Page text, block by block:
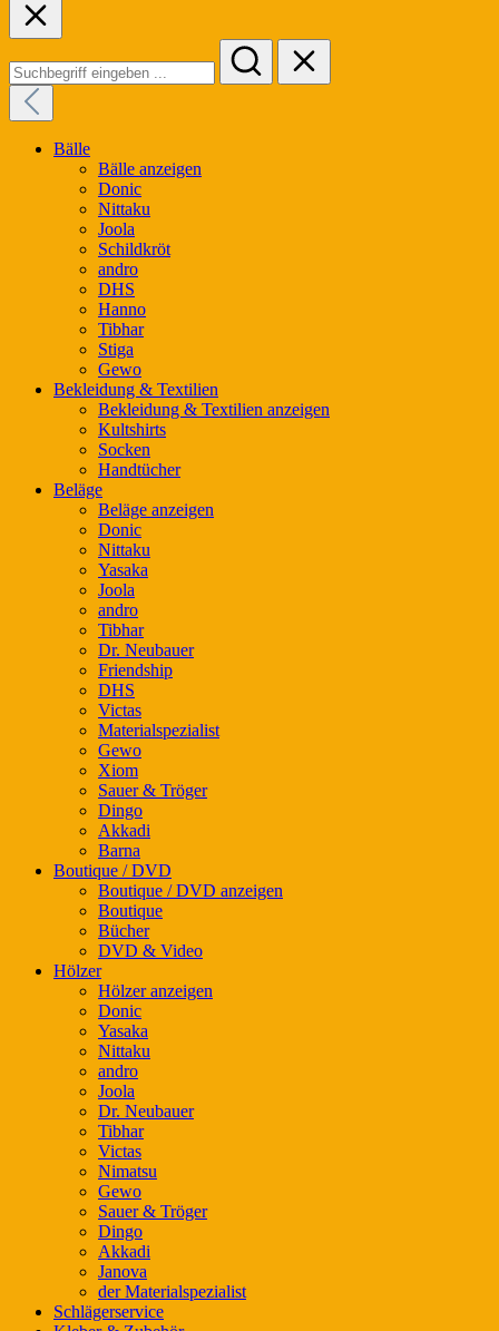
Bälle
Bälle anzeigen
Donic
Nittaku
Joola
Schildkröt
andro
DHS
Hanno
Tibhar
Stiga
Gewo
Bekleidung & Textilien
Bekleidung & Textilien anzeigen
Kultshirts
Socken
Handtücher
Beläge
Beläge anzeigen
Donic
Nittaku
Yasaka
Joola
andro
Tibhar
Dr. Neubauer
Friendship
DHS
Victas
Materialspezialist
Gewo
Xiom
Sauer & Tröger
Dingo
Akkadi
Barna
Boutique / DVD
Boutique / DVD anzeigen
Boutique
Bücher
DVD & Video
Hölzer
Hölzer anzeigen
Donic
Yasaka
Nittaku
andro
Joola
Dr. Neubauer
Tibhar
Victas
Nimatsu
Gewo
Sauer & Tröger
Dingo
Akkadi
Janova
der Materialspezialist
Schlägerservice